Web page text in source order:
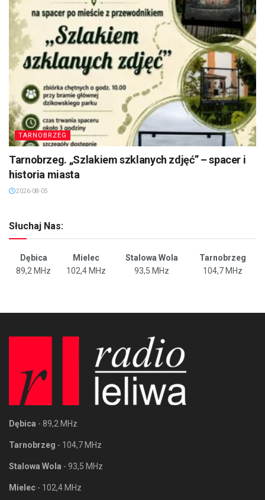
TARNOBRZEG
Tarnobrzeg. „Szlakiem szklanych zdjęć” – spacer i
historia miasta
2026-08-05
Słuchaj Nas:
Dębica Mielec Stalowa Wola
Tarnobrzeg
89,2 MHz
102,4 MHz 93,5 MHz 104,7 MHz
Dębica - 89,2 MHz
Tarnobrzeg - 104,7 MHz
Stalowa Wola - 93,5 MHz
Mielec - 102,4 MHz